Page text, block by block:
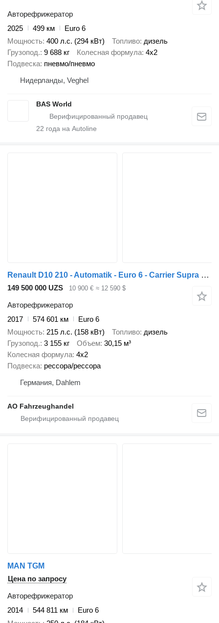
Авторефрижератор
2025
499 км
Euro 6
Мощность 400 л.с. (294 кВт) Топливо дизель
Грузопод. 9 688 кг Колесная формула 4x2
Подвеска пневмо/пневмо
Нидерланды, Veghel
BAS World
22 года на Autoline
Renault D10 210 - Automatik - Euro 6 - Carrier Supra 550
149 500 000 UZS 10 900 € ≈ 12 590 $
Авторефрижератор
2017
574 601 км
Euro 6
Мощность 215 л.с. (158 кВт) Топливо дизель
Грузопод. 3 155 кг Объем 30,15 м³
Колесная формула 4x2
Подвеска рессора/рессора
Германия, Dahlem
AO Fahrzeughandel
MAN TGM
Цена по запросу
Авторефрижератор
2014
544 811 км
Euro 6